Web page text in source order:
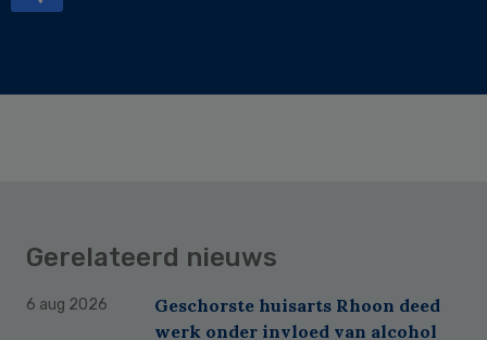
Gerelateerd nieuws
6 aug 2026
Geschorste huisarts Rhoon deed
werk onder invloed van alcohol